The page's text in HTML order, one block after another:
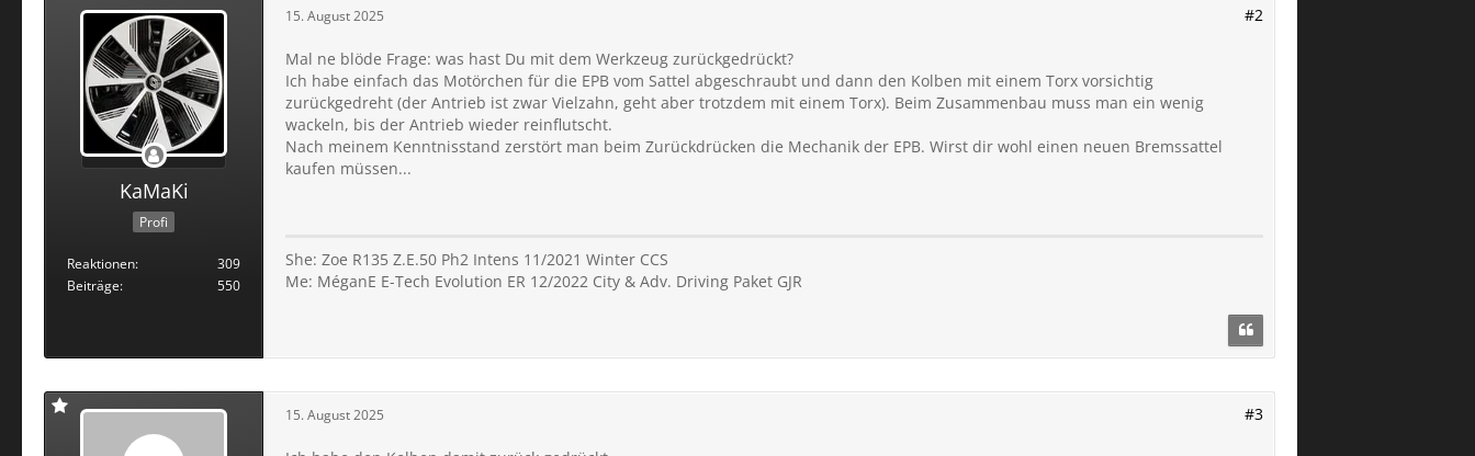
KaMaKi
Profi
Reaktionen
309
Beiträge
550
15. August 2025 #2
Mal ne blöde Frage: was hast Du mit dem Werkzeug zurückgedrückt?
Ich habe einfach das Motörchen für die EPB vom Sattel abgeschraubt und dann den Kolben mit einem Torx vorsichtig
zurückgedreht (der Antrieb ist zwar Vielzahn, geht aber trotzdem mit einem Torx). Beim Zusammenbau muss man ein wenig
wackeln, bis der Antrieb wieder reinflutscht.
Nach meinem Kenntnisstand zerstört man beim Zurückdrücken die Mechanik der EPB. Wirst dir wohl einen neuen Bremssattel
kaufen müssen...
She: Zoe R135 Z.E.50 Ph2 Intens 11/2021 Winter CCS
Me: MéganE E-Tech Evolution ER 12/2022 City & Adv. Driving Paket GJR
15. August 2025 #3